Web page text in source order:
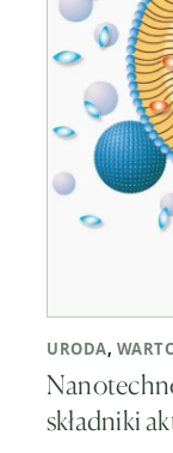
URODA,
składniki